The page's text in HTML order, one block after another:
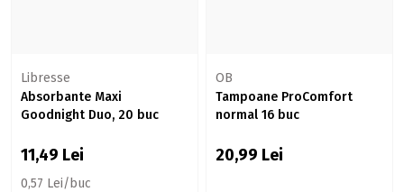
Libresse
Absorbante Maxi
Goodnight Duo, 20 buc
11,49 Lei
0,57 Lei/buc
OB
Tampoane ProComfort
normal 16 buc
20,99 Lei